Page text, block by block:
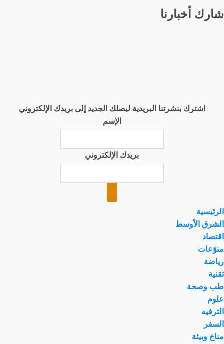
شارك أخبارنا
اشترك بنشرتنا البريدية ليصلك الجديد إلى بريدك الإلكتروني
الإسم
بريدك الإلكتروني
الرئيسية
الشرق الأوسط
اقتصاد
منوّعات
رياضة
تقنية
طب وصحة
علوم
الترفيه
السفر
مناخ وبيئة